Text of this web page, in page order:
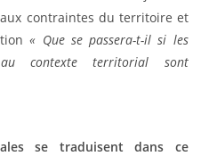
contraintes du territoire et
« Que se passera-t-il si les
contexte territorial sont
se traduisent dans ce